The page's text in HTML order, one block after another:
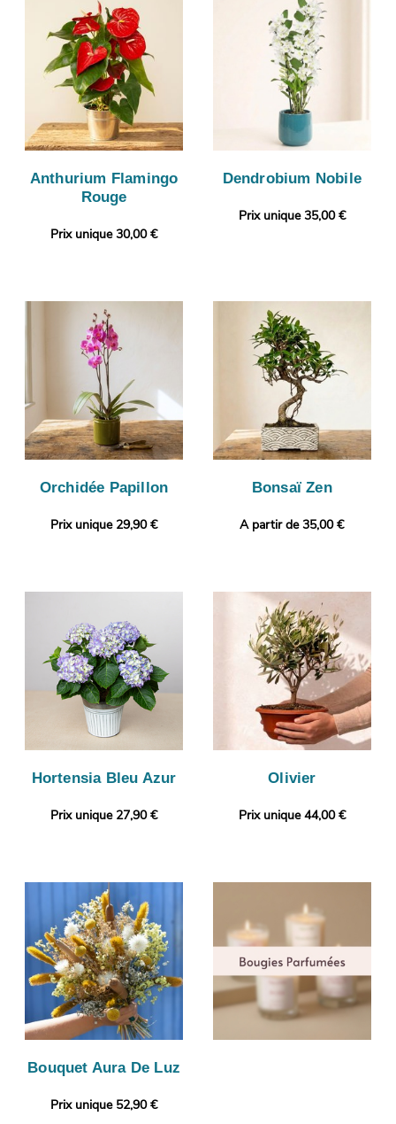
Anthurium Flamingo
Rouge
Prix unique 30,00 €
Dendrobium Nobile
Prix unique 35,00 €
Orchidée Papillon
Prix unique 29,90 €
Bonsaï Zen
A partir de 35,00 €
Hortensia Bleu Azur
Prix unique 27,90 €
Olivier
Prix unique 44,00 €
Bouquet Aura De Luz
Prix unique 52,90 €